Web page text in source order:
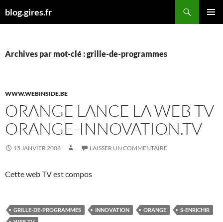
aublog.gires.fr
Archives par mot-clé : grille-de-programmes
WWW.WEBINSIDE.BE
ORANGE LANCE LA WEB TV
ORANGE-INNOVATION.TV
15 JANVIER 2008 LAISSER UN COMMENTAIRE
Cette web TV est compos
GRILLE-DE-PROGRAMMES INNOVATION ORANGE
S-ENRICHIR